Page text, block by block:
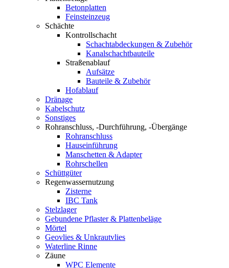
Betonplatten
Feinsteinzeug
Schächte
Kontrollschacht
Schachtabdeckungen & Zubehör
Kanalschachtbauteile
Straßenablauf
Aufsätze
Bauteile & Zubehör
Hofablauf
Dränage
Kabelschutz
Sonstiges
Rohranschluss, -Durchführung, -Übergänge
Rohranschluss
Hauseinführung
Manschetten & Adapter
Rohrschellen
Schüttgüter
Regenwassernutzung
Zisterne
IBC Tank
Stelzlager
Gebundene Pflaster & Plattenbeläge
Mörtel
Geovlies & Unkrautvlies
Waterline Rinne
Zäune
WPC Elemente